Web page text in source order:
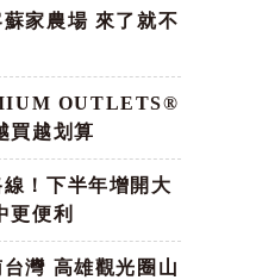
家農場 來了就不
OUTLETS®
買越划算
！下半年增開大
更便利
灣 高雄觀光圈山